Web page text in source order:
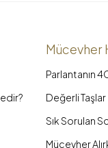
Mücevher
Parlantanın
Değerli Taşlar
Sık Sorulan
Mücevher